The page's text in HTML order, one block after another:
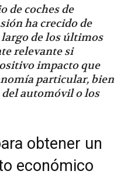
de coches de
ha crecido de
de los últimos
relevante si
impacto que
particular, bien
del automóvil o los
obtener un
económico